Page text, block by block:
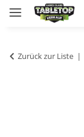
Zurück zur Liste